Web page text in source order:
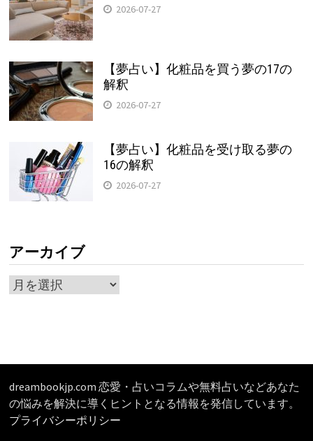
2026-07-27
【夢占い】化粧品を買う夢の17の
解釈
2026-07-27
【夢占い】化粧品を受け取る夢の
16の解釈
2026-07-27
アーカイブ
ア
dreambookjp.com 恋愛・占いコラムや無料占いなどあなた
の悩みを解決に導くヒントとなる情報を発信しています。
プライバシーポリシー